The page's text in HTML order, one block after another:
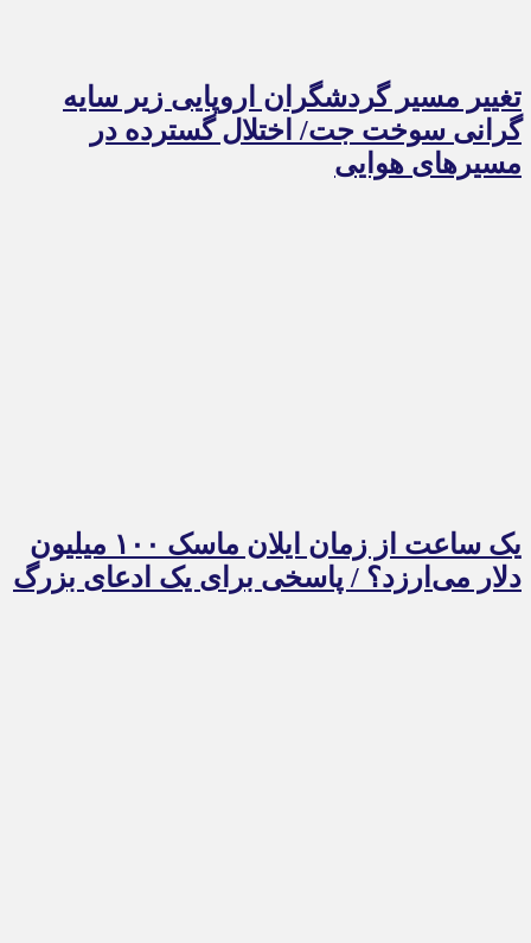
تغییر مسیر گردشگران اروپایی زیر سایه
گرانی سوخت جت/ اختلال گسترده در
مسیرهای هوایی
یک ساعت از زمان ایلان ماسک ۱۰۰ میلیون
دلار می‌ارزد؟ / پاسخی برای یک ادعای بزرگ